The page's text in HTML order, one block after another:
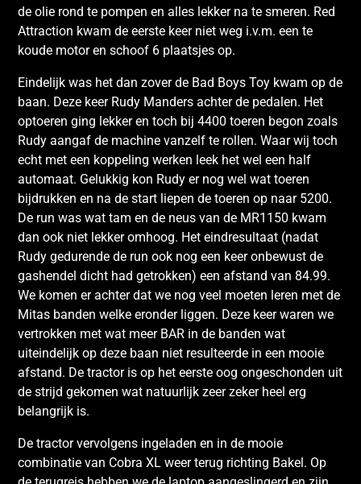
de olie rond te pompen en alles lekker na te smeren. Red
Attraction kwam de eerste keer niet weg i.v.m. een te
koude motor en schoof 6 plaatsjes op.
Eindelijk was het dan zover de Bad Boys Toy kwam op de
baan. Deze keer Rudy Manders achter de pedalen. Het
optoeren ging lekker en toch bij 4400 toeren begon zoals
Rudy aangaf de machine vanzelf te rollen. Waar wij toch
echt met een koppeling werken leek het wel een half
automaat. Gelukkig kon Rudy er nog wel wat toeren
bijdrukken en na de start liepen de toeren op naar 5200.
De run was wat tam en de neus van de MR1150 kwam
dan ook niet lekker omhoog. Het eindresultaat (nadat
Rudy gedurende de run ook nog een keer onbewust de
gashendel dicht had getrokken) een afstand van 84.99.
We komen er achter dat we nog veel moeten leren met de
Mitas banden welke eronder liggen. Deze keer waren we
vertrokken met wat meer BAR in de banden wat
uiteindelijk op deze baan niet resulteerde in een mooie
afstand. De tractor is op het eerste oog ongeschonden uit
de strijd gekomen wat natuurlijk zeer zeker heel erg
belangrijk is.
De tractor vervolgens ingeladen en in de mooie
combinatie van Cobra XL weer terug richting Bakel. Op